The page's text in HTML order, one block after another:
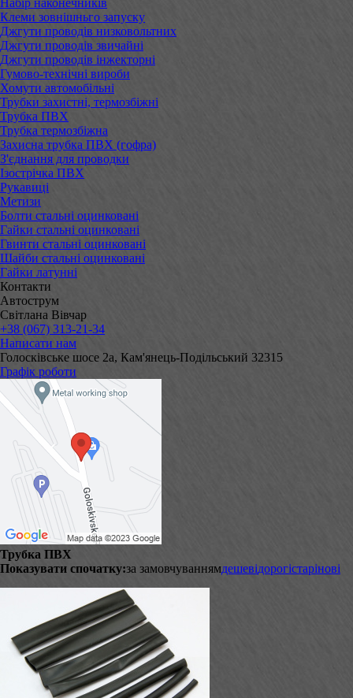
Клеми зовнішньго запуску
Джгути проводів низковольтних
Джгути проводів звичайні
Джгути проводів інжекторні
Гумово-технічні вироби
Хомути автомобільні
Трубки захистні, термозбіжні
Трубка ПВХ
Трубка термозбіжна
Захисна трубка ПВХ (гофра)
З'єднання для проводки
Ізострічка ПВХ
Рукавиці
Метизи
Болти стальні оцинковані
Гайки стальні оцинковані
Гвинти стальні оцинковані
Шайби стальні оцинковані
Гайки латунні
Контакти
Автострум
Світлана Вівчар
+38 (067) 313-21-34
Написати нам
Голосківське шосе 2а, Кам'янець-Подільський 32315
Графік роботи
Трубка ПВХ
Показувати спочатку:за замовчуваннямдешевідорогістарінові